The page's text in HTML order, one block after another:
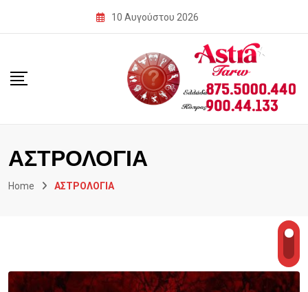
10 Αυγούστου 2026
ΑΣΤΡΟΛΟΓΙΑ
Home ΑΣΤΡΟΛΟΓΙΑ